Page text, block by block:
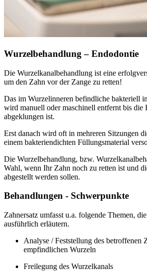
Wurzelbehandlung – Endodontie
Die Wurzelkanalbehandlung ist eine
um den Zahn vor der Zange zu retten!
Das im Wurzelinneren befindliche bakteriell
wird manuell oder maschinell entfernt bis die
abgeklungen ist.
Erst danach wird oft in mehreren Sitzungen
einem bakteriendichten Füllungsmaterial
Die Wurzelbehandlung, bzw.
Wahl, wenn Ihr Zahn noch zu retten ist und
abgestellt werden sollen.
Behandlungen - Schwerpunkte
Zahnersatz umfasst u.a. folgende Themen,
ausführlich erläutern.
Analyse / Feststellung des betroffenen
empfindlichen Wurzeln
Freilegung des Wurzelkanals